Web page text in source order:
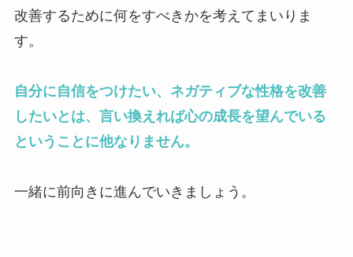
改善するために何をすべきかを考えてまいりま
す。
自分に自信をつけたい、ネガティブな性格を改善
したいとは、言い換えれば心の成長を望んでいる
ということに他なりません。
一緒に前向きに進んでいきましょう。